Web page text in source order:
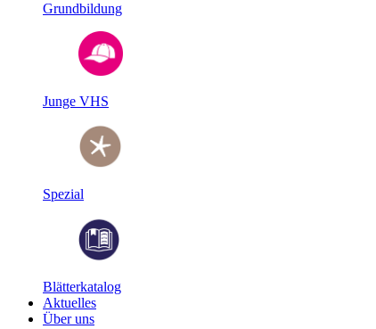
Grundbildung
Junge VHS
Spezial
Blätterkatalog
Aktuelles
Über uns